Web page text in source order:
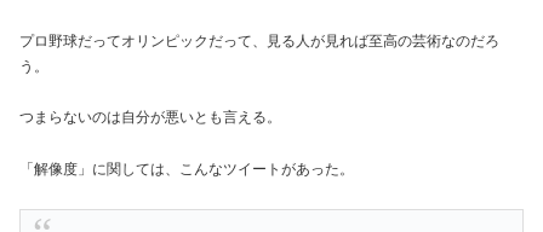
プロ野球だってオリンピックだって、見る人が見れば至高の芸術なのだろ
う。
つまらないのは自分が悪いとも言える。
「解像度」に関しては、こんなツイートがあった。